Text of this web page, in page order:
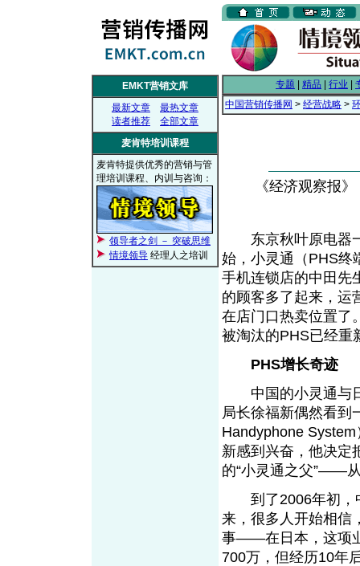
EMKT营销文库
最新文章
最热文章
读者推荐
全部文章
麦肯特培训课程
麦肯特提供优秀的营销与管
理培训课程、内训与咨询：
领导者之剑 － 突破思维
情境领导 经理人之培训
专题 精品 行业
中国营销传播网 > 经营战略 >
《经济观察报
东京秋叶原电器一
始，小灵通（PHS终
手机连锁店的中田先
的顾客多了起来，运
在店门口热卖位置
被淘汰的PHS已经重
PHS增长奇迹
中国的小灵通与日
局长徐福新偶然看到
Handyphone
新感到兴奋，他决
的“小灵通之父”——
到了2006年初，
来，很多人开始相信
事——在日本，这项
700万，但经历10年